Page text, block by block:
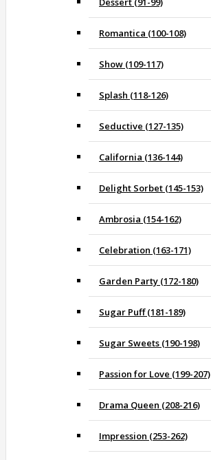
Romantica (100-108)
Show (109-117)
Splash (118-126)
Seductive (127-135)
California (136-144)
Delight Sorbet (145-153)
Ambrosia (154-162)
Celebration (163-171)
Garden Party (172-180)
Sugar Puff (181-189)
Sugar Sweets (190-198)
Passion for Love (199-207)
Drama Queen (208-216)
Impression (253-262)